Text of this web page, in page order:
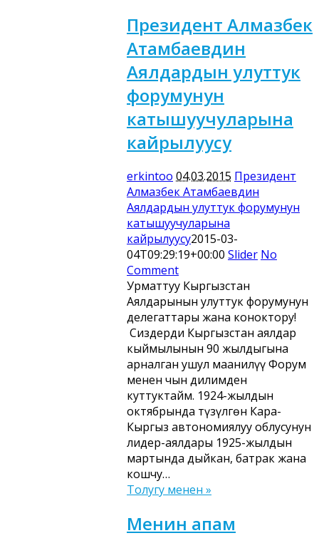
Президент Алмазбек
Атамбаевдин
Аялдардын улуттук
форумунун
катышуучуларына
кайрылуусу
erkintoo 04.03.2015 Президент
Алмазбек Атамбаевдин
Аялдардын улуттук форумунун
катышуучуларына
кайрылуусу2015-03-
04T09:29:19+00:00 Slider No
Comment
Урматтуу Кыргызстан
Аялдарынын улуттук форумунун
делегаттары жана коноктору!
Сиздерди Кыргызстан аялдар
кыймылынын 90 жылдыгына
арналган ушул маанилүү Форум
менен чын дилимден
куттуктайм. 1924-жылдын
октябрында түзүлгөн Кара-
Кыргыз автономиялуу облусунун
лидер-аялдары 1925-жылдын
мартында дыйкан, батрак жана
кошчу…
Толугу менен »
Менин апам